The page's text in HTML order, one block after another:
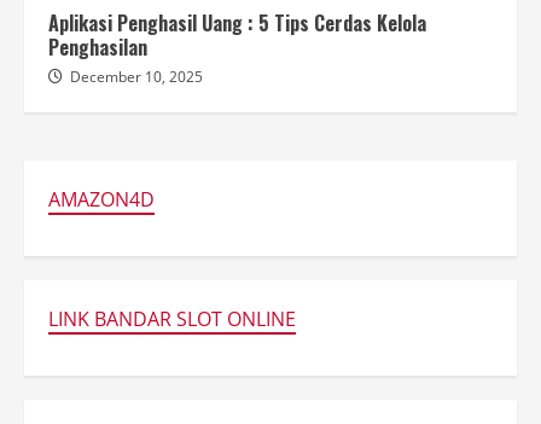
Aplikasi Penghasil Uang : 5 Tips Cerdas Kelola
Penghasilan
December 10, 2025
AMAZON4D
LINK BANDAR SLOT ONLINE